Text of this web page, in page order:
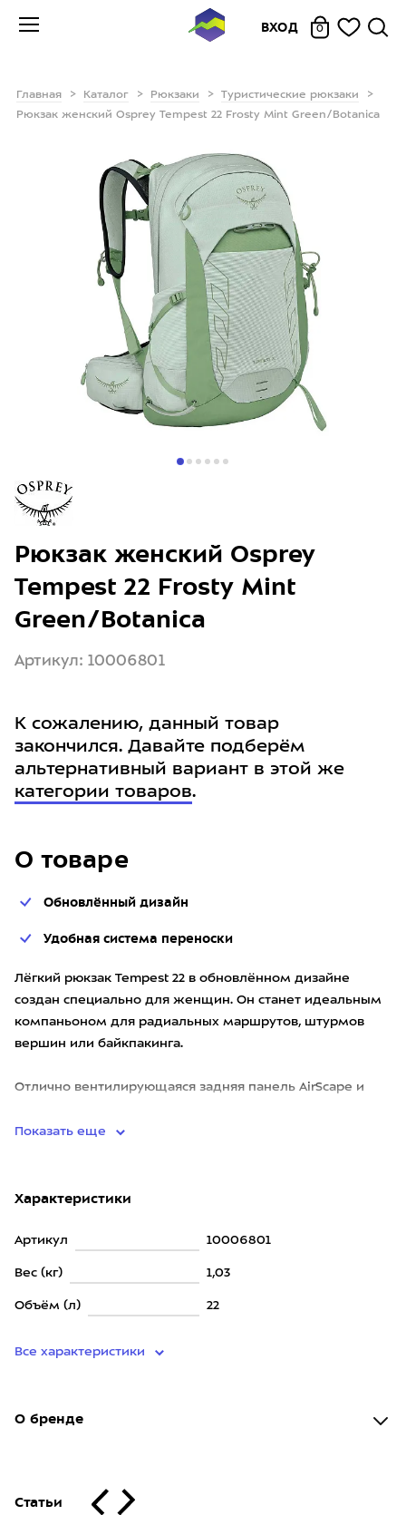
ВХОД 0
Главная Каталог Рюкзаки
Туристические рюкзаки
Рюкзак женский Osprey Tempest 22 Frosty Mint Green/Botanica
О товаре
Обновлённый дизайн
Удобная система переноски
Лёгкий рюкзак Tempest 22 в обновлённом дизайне
создан специально для женщин. Он станет идеальным
компаньоном для радиальных маршрутов, штурмов
вершин или байкпакинга.
Отлично вентилирующаяся задняя панель AirScape и
Показать еще
Характеристики
Артикул 10006801
Вес (кг) 1,03
Объём (л) 22
Все характеристики
О бренде
Статьи
Рюкзак женский Osprey
Tempest 22 Frosty Mint
Green/Botanica
Артикул: 10006801
К сожалению, данный товар
закончился. Давайте подберём
альтернативный вариант в этой же
категории товаров.